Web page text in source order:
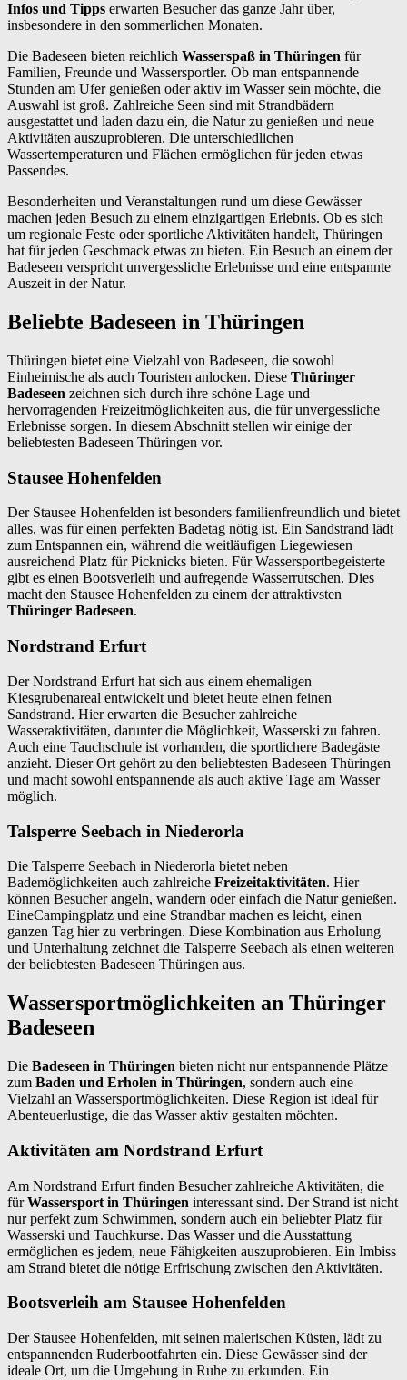
Infos und Tipps erwarten Besucher das ganze Jahr über,
insbesondere in den sommerlichen Monaten.
Die Badeseen bieten reichlich Wasserspaß in Thüringen für
Familien, Freunde und Wassersportler. Ob man entspannende
Stunden am Ufer genießen oder aktiv im Wasser sein möchte, die
Auswahl ist groß. Zahlreiche Seen sind mit Strandbädern
ausgestattet und laden dazu ein, die Natur zu genießen und neue
Aktivitäten auszuprobieren. Die unterschiedlichen
Wassertemperaturen und Flächen ermöglichen für jeden etwas
Passendes.
Besonderheiten und Veranstaltungen rund um diese Gewässer
machen jeden Besuch zu einem einzigartigen Erlebnis. Ob es sich
um regionale Feste oder sportliche Aktivitäten handelt, Thüringen
hat für jeden Geschmack etwas zu bieten. Ein Besuch an einem der
Badeseen verspricht unvergessliche Erlebnisse und eine entspannte
Auszeit in der Natur.
Beliebte Badeseen in Thüringen
Thüringen bietet eine Vielzahl von Badeseen, die sowohl
Einheimische als auch Touristen anlocken. Diese Thüringer
Badeseen zeichnen sich durch ihre schöne Lage und
hervorragenden Freizeitmöglichkeiten aus, die für unvergessliche
Erlebnisse sorgen. In diesem Abschnitt stellen wir einige der
beliebtesten Badeseen Thüringen vor.
Stausee Hohenfelden
Der Stausee Hohenfelden ist besonders familienfreundlich und bietet
alles, was für einen perfekten Badetag nötig ist. Ein Sandstrand lädt
zum Entspannen ein, während die weitläufigen Liegewiesen
ausreichend Platz für Picknicks bieten. Für Wassersportbegeisterte
gibt es einen Bootsverleih und aufregende Wasserrutschen. Dies
macht den Stausee Hohenfelden zu einem der attraktivsten
Thüringer Badeseen.
Nordstrand Erfurt
Der Nordstrand Erfurt hat sich aus einem ehemaligen
Kiesgrubenareal entwickelt und bietet heute einen feinen
Sandstrand. Hier erwarten die Besucher zahlreiche
Wasseraktivitäten, darunter die Möglichkeit, Wasserski zu fahren.
Auch eine Tauchschule ist vorhanden, die sportlichere Badegäste
anzieht. Dieser Ort gehört zu den beliebtesten Badeseen Thüringen
und macht sowohl entspannende als auch aktive Tage am Wasser
möglich.
Talsperre Seebach in Niederorla
Die Talsperre Seebach in Niederorla bietet neben
Bademöglichkeiten auch zahlreiche Freizeitaktivitäten. Hier
können Besucher angeln, wandern oder einfach die Natur genießen.
EineCampingplatz und eine Strandbar machen es leicht, einen
ganzen Tag hier zu verbringen. Diese Kombination aus Erholung
und Unterhaltung zeichnet die Talsperre Seebach als einen weiteren
der beliebtesten Badeseen Thüringen aus.
Wassersportmöglichkeiten an Thüringer
Badeseen
Die Badeseen in Thüringen bieten nicht nur entspannende Plätze
zum Baden und Erholen in Thüringen, sondern auch eine
Vielzahl an Wassersportmöglichkeiten. Diese Region ist ideal für
Abenteuerlustige, die das Wasser aktiv gestalten möchten.
Aktivitäten am Nordstrand Erfurt
Am Nordstrand Erfurt finden Besucher zahlreiche Aktivitäten, die
fürWassersport in Thüringen interessant sind. Der Strand ist nicht
nur perfekt zum Schwimmen, sondern auch ein beliebter Platz für
Wasserski und Tauchkurse. Das Wasser und die Ausstattung
ermöglichen es jedem, neue Fähigkeiten auszuprobieren. Ein Imbiss
am Strand bietet die nötige Erfrischung zwischen den Aktivitäten.
Bootsverleih am Stausee Hohenfelden
Der Stausee Hohenfelden, mit seinen malerischen Küsten, lädt zu
entspannenden Ruderbootfahrten ein. Diese Gewässer sind der
ideale Ort, um die Umgebung in Ruhe zu erkunden. Ein